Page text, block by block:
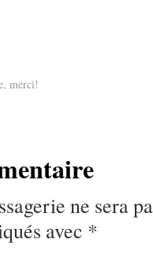
merci!
ne sera
avec *